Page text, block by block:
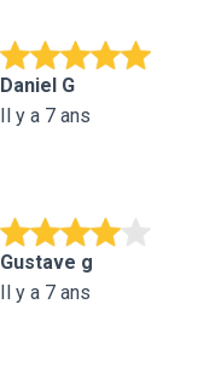
Daniel G
Il y a 7 ans
Gustave g
Il y a 7 ans